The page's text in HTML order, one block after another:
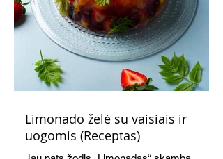
Limonado želė su vaisiais ir
uogomis (Receptas)